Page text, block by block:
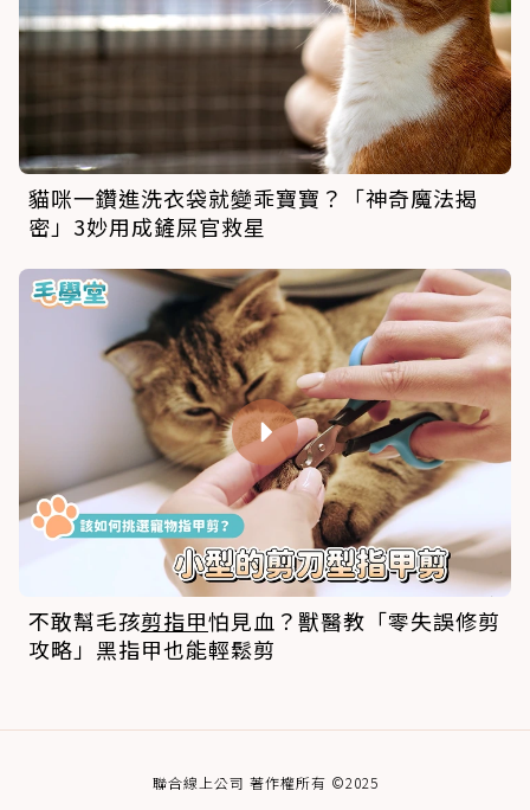
貓咪一鑽進洗衣袋就變乖寶寶？「神奇魔法揭
密」3妙用成鏟屎官救星
不敢幫毛孩剪指甲怕見血？獸醫教「零失誤修剪
攻略」黑指甲也能輕鬆剪
聯合線上公司 著作權所有 ©2025